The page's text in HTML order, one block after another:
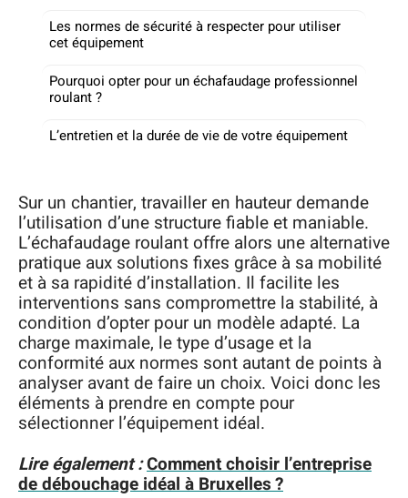
Les normes de sécurité à respecter pour utiliser
cet équipement
Pourquoi opter pour un échafaudage professionnel
roulant ?
L’entretien et la durée de vie de votre équipement
Sur un chantier, travailler en hauteur demande
l’utilisation d’une structure fiable et maniable.
L’échafaudage roulant offre alors une alternative
pratique aux solutions fixes grâce à sa mobilité
et à sa rapidité d’installation. Il facilite les
interventions sans compromettre la stabilité, à
condition d’opter pour un modèle adapté. La
charge maximale, le type d’usage et la
conformité aux normes sont autant de points à
analyser avant de faire un choix. Voici donc les
éléments à prendre en compte pour
sélectionner l’équipement idéal.
Lire également :Comment choisir l’entreprise
de débouchage idéal à Bruxelles ?